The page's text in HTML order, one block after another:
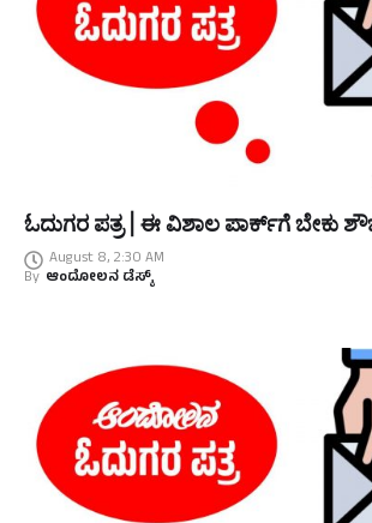
ಓದುಗರ ಪತ್ರ | ಈ ವಿಶಾಲ ಪಾರ್ಕ್‌ಗೆ ಬೇಕು
August 8, 2:30 AM
By ಆಂದೋಲನ ಡೆಸ್ಕ್